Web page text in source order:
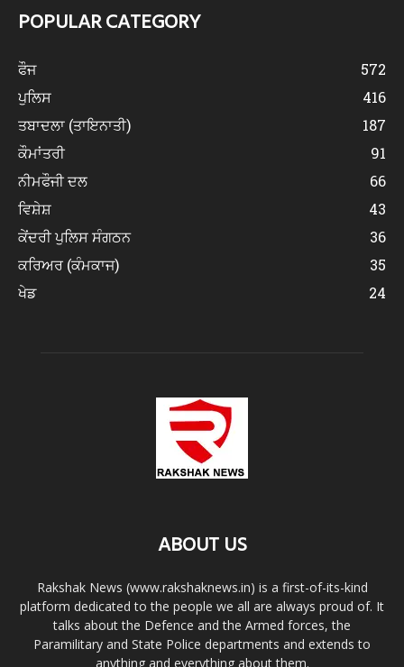
POPULAR CATEGORY
ਫੌਜ
572
ਪੁਲਿਸ
416
ਤਬਾਦਲਾ (ਤਾਇਨਾਤੀ)
187
ਕੌਮਾਂਤਰੀ
91
ਨੀਮਫੌਜੀ ਦਲ
66
ਵਿਸ਼ੇਸ਼
43
ਕੇਂਦਰੀ ਪੁਲਿਸ ਸੰਗਠਨ
36
ਕਰਿਅਰ (ਕੰਮਕਾਜ)
35
ਖੇਡ
24
ABOUT US
Rakshak News (www.rakshaknews.in) is a first-of-its-kind
platform dedicated to the people we all are always proud of. It
talks about the Defence and the Armed forces, the
Paramilitary and State Police departments and extends to
anything and everything about them.